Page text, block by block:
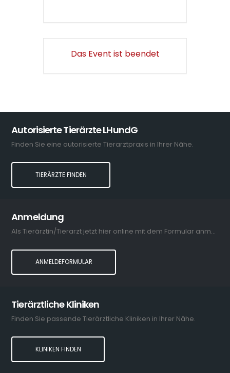
Das Event ist beendet
Autorisierte Tierärzte LHundG
Finden Sie eine autorisierte Tierarztpraxis in Ihrer Nähe.
TIERÄRZTE FINDEN
Anmeldung
Als Tierärztin/Tierarzt jetzt hier online mit dem Formular anmelden.
ANMELDEFORMULAR
Tierärztliche Kliniken
Finden Sie passende Tierärztliche Kliniken in Ihrer Nähe.
KLINIKEN FINDEN